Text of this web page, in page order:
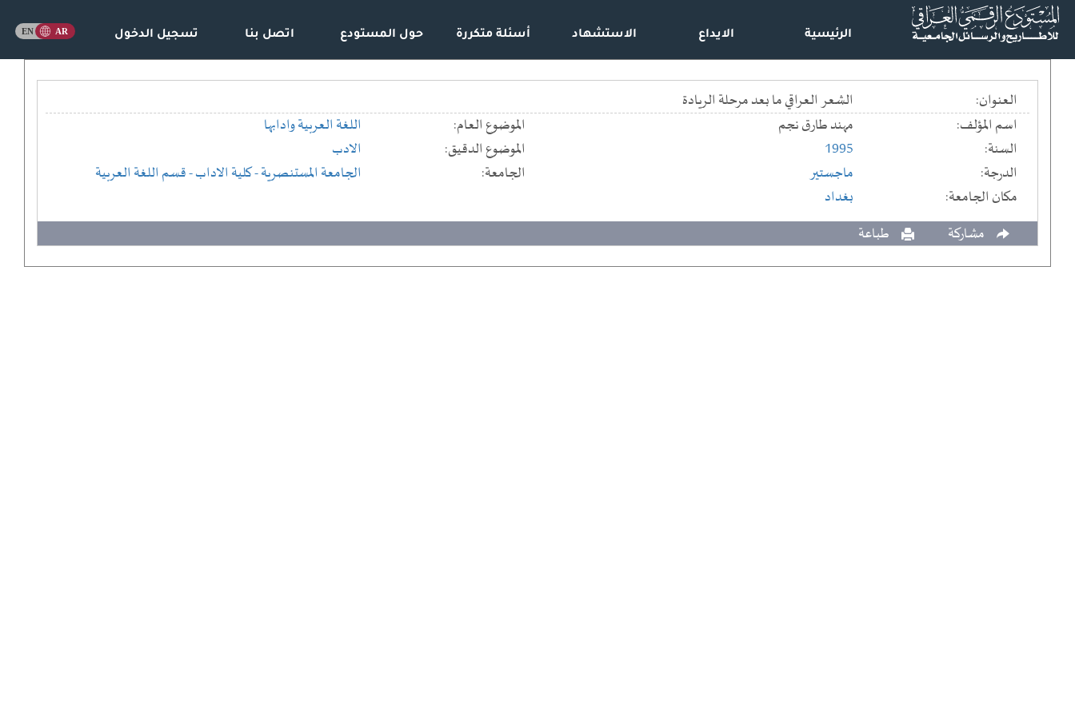
الرئيسية الايداع الاستشهاد أسئلة متكررة حول المستودع اتصل بنا تسجيل الدخول
العنوان:
الشعر العراقي ما بعد مرحلة الريادة
اسم المؤلف:
مهند طارق نجم الموضوع العام:
اللغة العربية وادابها
السنة:
1995 الموضوع الدقيق:
الادب
الدرجة:
ماجستير الجامعة: الجامعة المستنصرية- كلية الاداب- قسم اللغة العربية
مكان الجامعة:
بغداد
مشاركة
طباعة